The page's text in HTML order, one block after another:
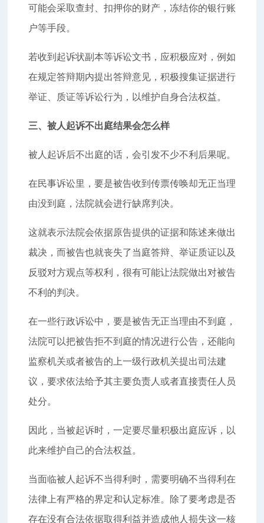
可能会采取查封、扣押你的财产，冻结你的银行账
户等手段。
若收到起诉状副本等诉讼文书，应积极应对，例如
在规定答辩期内提出答辩意见，积极搜集证据进行
举证、质证等诉讼行为，以维护自身合法权益。
三、被人起诉不出庭结果会怎么样
被人起诉后不出庭的话，会引发不少不利后果呢。
在民事诉讼里，要是被告收到传票传唤却无正当理
由没到庭，法院就会进行缺席判决。
这就表示法院会依据原告提供的证据和陈述来做出
裁决，而被告也就丧失了当庭答辩、举证质证以及
反驳对方观点等权利，很有可能让法院做出对被告
不利的判决。
在一些行政诉讼中，要是被告无正当理由不到庭，
法院可以把被告拒不到庭的情况进行公告，还能向
监察机关或者被告的上一级行政机关提出司法建
议，要求依法给予其主要负责人或者直接责任人员
处分。
因此，当被起诉时，一定要尽量积极出庭应诉，以
此来维护自己的合法权益。
当面临被人起诉不当得利时，需要明确不当得利在
法律上有严格的界定和认定标准。除了要考虑是否
存在没有合法依据取得利益并造成他人损失这一核